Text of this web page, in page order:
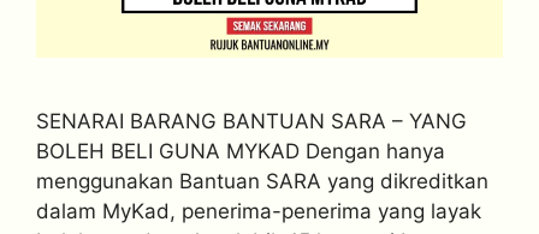
SENARAI BARANG BANTUAN SARA – YANG
BOLEH BELI GUNA MYKAD Dengan hanya
menggunakan Bantuan SARA yang dikreditkan
dalam MyKad, penerima-penerima yang layak